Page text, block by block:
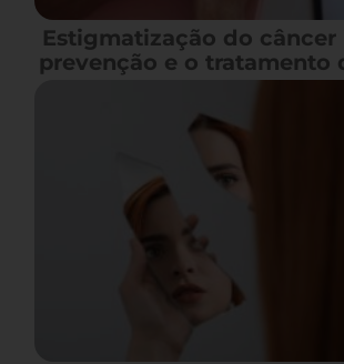
Estigmatização do câncer
prevenção e o tratamento